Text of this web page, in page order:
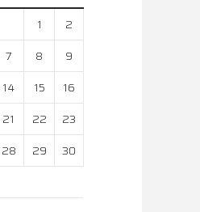
1
2
7 8
9
14 15
16
21 22
23
28 29
30